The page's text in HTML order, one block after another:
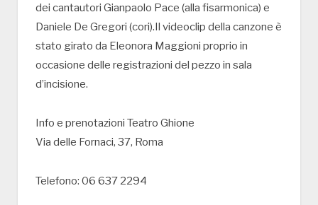
dei cantautori Gianpaolo Pace (alla fisarmonica) e
Daniele De Gregori (cori).Il videoclip della canzone è
stato girato da Eleonora Maggioni proprio in
occasione delle registrazioni del pezzo in sala
d’incisione.
Info e prenotazioni Teatro Ghione
Via delle Fornaci, 37, Roma
Telefono: 06 637 2294